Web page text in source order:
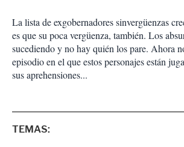
La lista de exgobernadores sinvergüenzas
es que su poca vergüenza, también. Los
sucediendo y no hay quién los pare. Ahora
episodio en el que estos personajes están
sus aprehensiones...
TEMAS: